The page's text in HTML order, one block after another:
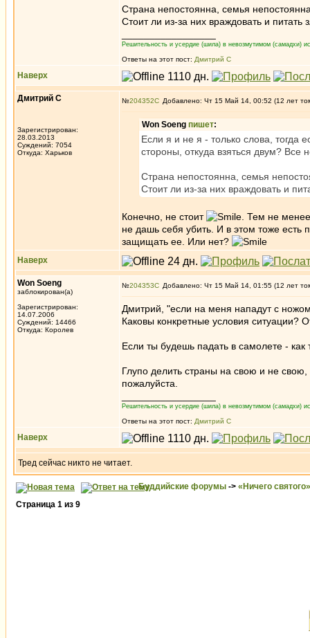
Страна непостоянна, семья
Стоит ли из-за них враждовать и питать
Решительность и усердие (шила) в невозмутимом (самадхи)
Ответы на этот пост: Дмитрий С
Наверх
Дмитрий С
Зарегистрирован:
28.03.2013
Суждений: 7054
Откуда: Харьков
№204352 Добавлено: Чт 15 Май 14, 00:52 (12 лет
Won Soeng пишет:
Если я и не я - только слова, тогда
стороны, откуда взяться двум? Все
Страна непостоянна, семья
Стоит ли из-за них враждовать и
Конечно, не стоит
. Тем не
не дашь себя убить. И в этом тоже есть
защищать ее. Или нет?
Наверх
Won Soeng
заблокирован(а)
Зарегистрирован:
14.07.2006
Суждений: 14466
Откуда: Королев
№204353 Добавлено: Чт 15 Май 14, 01:55 (12 лет
Дмитрий, "если на меня нападут с
Каковы конкретные условия ситуации?
Если ты будешь падать в самолете -
Глупо делить страны на свою и не
пожалуйста.
Решительность и усердие (шила) в невозмутимом (самадхи)
Ответы на этот пост: Дмитрий С
Наверх
Тред сейчас никто не читает.
Буддийские форумы -> «Ничего святого»
Страница 1 из 9